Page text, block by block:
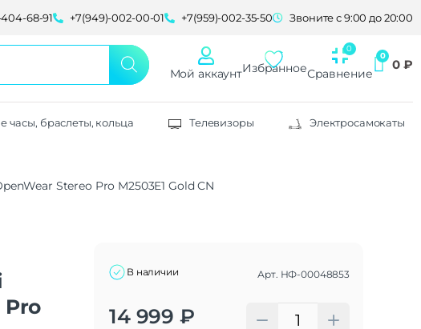
68-91 +7(949)-002-00-01 +7(959)-002-35-50 Звоните с 9:00 до 20:00
Мой аккаунтИзбранноеСравнение
0 ₽
часы, браслеты, кольца Телевизоры Электросамокаты
Stereo Pro M2503E1 Gold CN
Pro
В наличии Арт. НФ-00048853
14 999 ₽
Alternative: